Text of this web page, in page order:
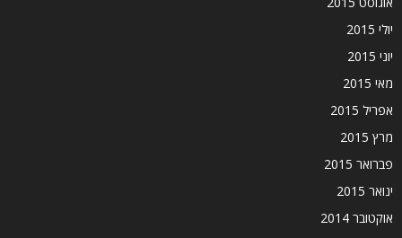
יולי 2015
יוני 2015
מאי 2015
אפריל 2015
מרץ 2015
פברואר 2015
ינואר 2015
אוקטובר 2014